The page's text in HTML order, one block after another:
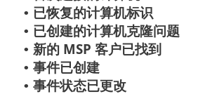
• 已恢复的计算机标识
• 已创建的计算机克隆问题
• 新的 MSP 客户已找到
• 事件已创建
• 事件状态已更改